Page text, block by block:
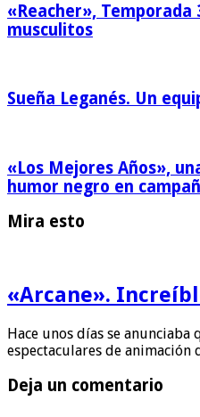
«Reacher», Temporada
musculitos
Sueña Leganés. Un
«Los Mejores Años»,
humor negro en
Mira esto
«Arcane».
Hace unos días se anunciaba
espectaculares de animación
Deja un comentario